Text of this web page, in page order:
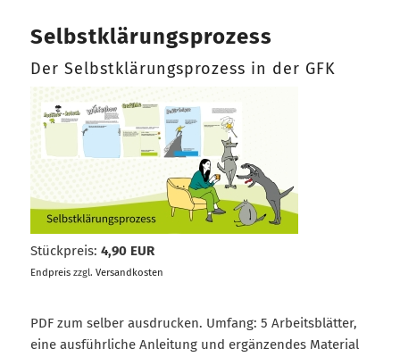
Selbstklärungsprozess
Der Selbstklärungsprozess in der GFK
Stückpreis: 4,90 EUR
Endpreiszzgl. Versandkosten
PDF zum selber ausdrucken. Umfang: 5 Arbeitsblätter,
eine ausführliche Anleitung und ergänzendes Material